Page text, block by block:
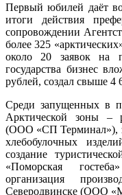
Первый юбилей даёт
итоги действия
сопровождении
более 325
около 20 заявок на
государства бизнес
рублей, создал свыше 4
Среди запущенных в
Арктической зоны –
(ООО «СП Терминал»),
хлебобулочных
создание
«Поморская
организация
Северодвинске (ООО